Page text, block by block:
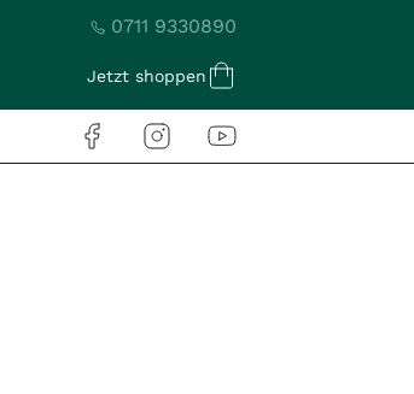
0711 9330890
Jetzt shoppen